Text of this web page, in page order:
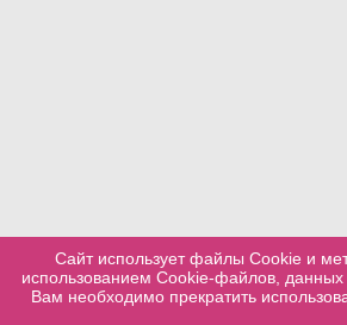
Сайт использует файлы Cookie и
использованием Cookie-файлов, данных
Вам необходимо прекратить